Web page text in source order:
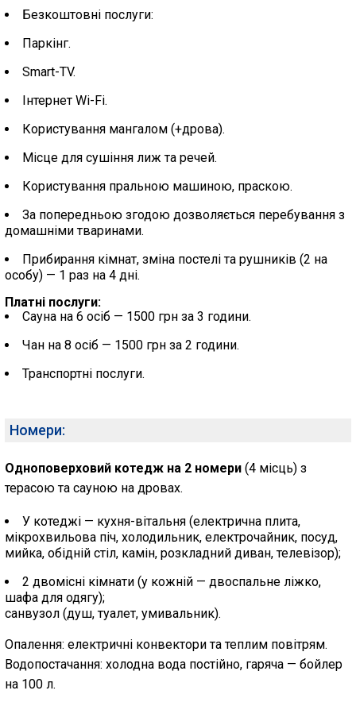
Безкоштовні послуги:
Паркінг.
Smart-TV.
Інтернет Wi-Fi.
Користування мангалом (+дрова).
Місце для сушіння лиж та речей.
Користування пральною машиною, праскою.
За попередньою згодою дозволяється перебування з
домашніми тваринами.
Прибирання кімнат, зміна постелі та рушників (2 на
особу) — 1 раз на 4 дні.
Платні послуги:
Сауна на 6 осіб — 1500 грн за 3 години.
Чан на 8 осіб — 1500 грн за 2 години.
Транспортні послуги.
Номери:
Одноповерховий котедж на 2 номери (4 місць) з
терасою та сауною на дровах.
У котеджі — кухня-вітальня (електрична плита,
мікрохвильова піч, холодильник, електрочайник, посуд,
мийка, обідній стіл, камін, розкладний диван, телевізор);
2 двомісні кімнати (у кожній — двоспальне ліжко,
шафа для одягу);
санвузол (душ, туалет, умивальник).
Опалення: електричні конвектори та теплим повітрям.
Водопостачання: холодна вода постійно, гаряча — бойлер
на 100 л.